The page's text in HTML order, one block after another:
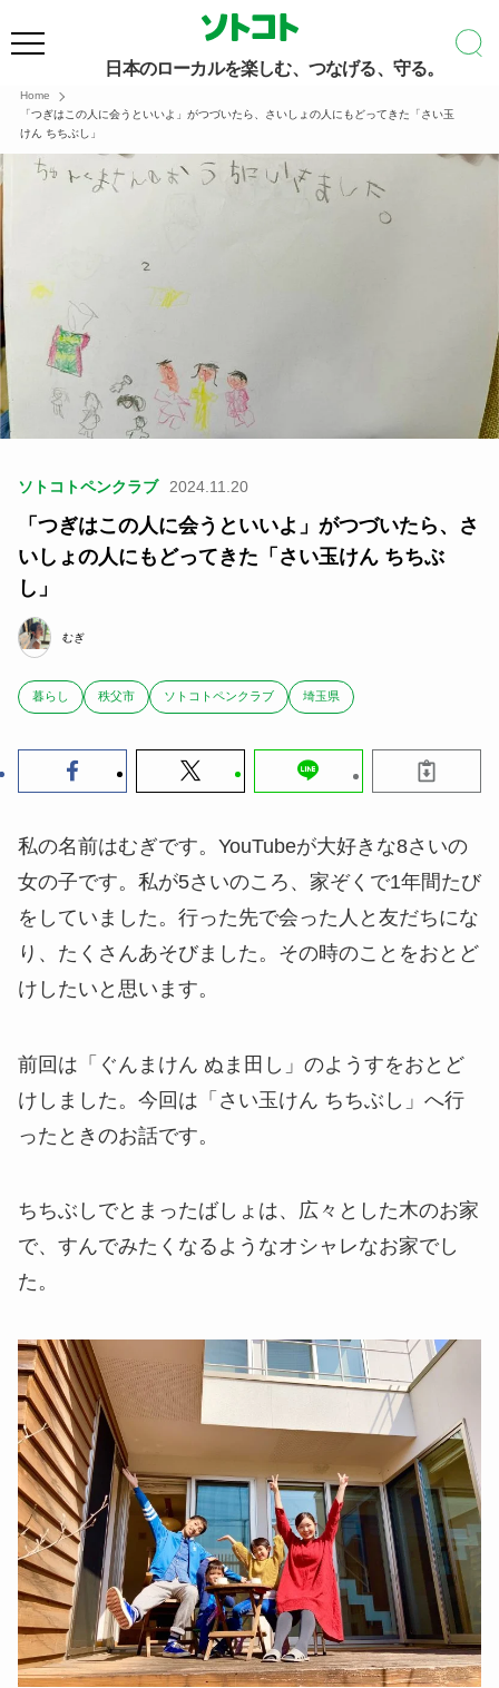
日本のローカルを楽しむ、つなげる、守る。
Home
「つぎはこの人に会うといいよ」がつづいたら、さいしょの人にもどってきた「さい玉
けん ちちぶし」
ソトコトペンクラブ 2024.11.20
「つぎはこの人に会うといいよ」がつづいたら、さ
いしょの人にもどってきた「さい玉けん ちちぶ
し」
むぎ
暮らし 秩父市 ソトコトペンクラブ 埼玉県
私の名前はむぎです。YouTubeが大好きな8さいの
女の子です。私が5さいのころ、家ぞくで1年間たび
をしていました。行った先で会った人と友だちにな
り、たくさんあそびました。その時のことをおとど
けしたいと思います。
前回は「ぐんまけん ぬま田し」のようすをおとど
けしました。今回は「さい玉けん ちちぶし」へ行
ったときのお話です。
ちちぶしでとまったばしょは、広々とした木のお家
で、すんでみたくなるようなオシャレなお家でし
た。